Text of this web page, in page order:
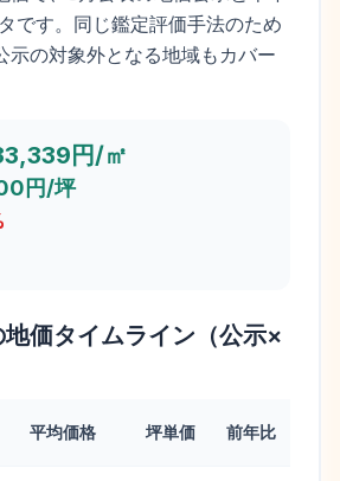
です。同じ鑑定評価手法のため
示の対象外となる地域もカバー
円/㎡
円/坪
価タイムライン（公示×
平均価格 坪単価 前年比